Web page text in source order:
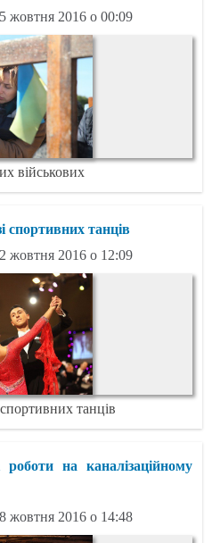
жовтня 2016 о 00:09
військових
спортивних танців
жовтня 2016 о 12:09
танців
роботи на каналізаційному
жовтня 2016 о 14:48